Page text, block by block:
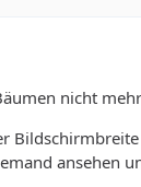
nicht
ansehen